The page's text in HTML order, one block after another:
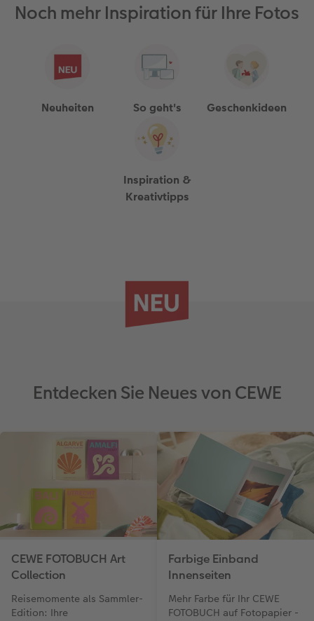
Noch mehr Inspiration für Ihre Fotos
Neuheiten So geht's Geschenkideen
Inspiration &
Kreativtipps
Entdecken Sie Neues von CEWE
CEWE FOTOBUCH Art
Collection
Reisemomente als Sammler-
Edition: Ihre
Farbige Einband
Innenseiten
Mehr Farbe für Ihr CEWE
FOTOBUCH auf Fotopapier -